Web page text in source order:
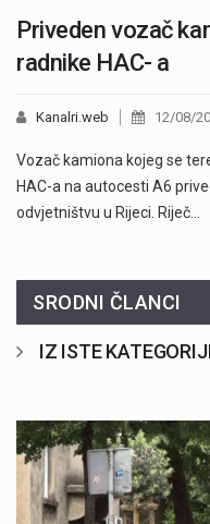
Priveden vozač
radnike HAC- a
Kanalri.web 12/08/
Vozač kamiona kojeg se
HAC-a na autocesti A6
odvjetništvu u Rijeci. Riječ…
SRODNI ČLANCI
IZ ISTE